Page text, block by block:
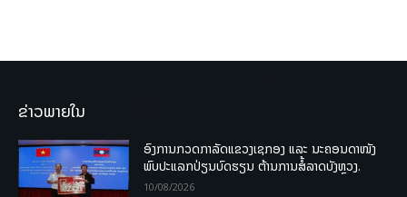
ຂ່າວພາຍໃນ
ອົງການກວດກາລັດແຂວງເຊກອງ ແລະ ນະຄອນດາໜັງ
ພົບປະແລກປ່ຽນບົດຮຽນ ຕ້ານການສໍ້ລາດບັງຫຼວງ.
10/08/2026